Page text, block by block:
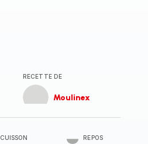
RECETTE DE
Moulinex
CUISSON REPOS